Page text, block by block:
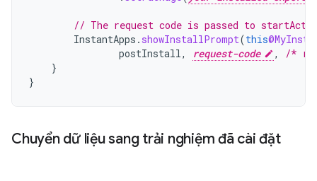
// The request code is passed to
InstantApps . showInstallPrompt(this
postInstall, request-code ,
/*
}
}
Chuyển dữ liệu sang trải nghiệm đã cài đặt